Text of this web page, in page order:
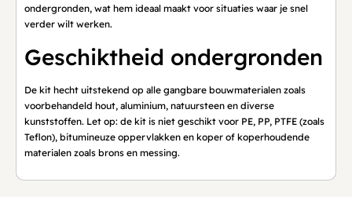
ondergronden, wat hem ideaal maakt voor situaties waar je snel
verder wilt werken.
Geschiktheid ondergronden
De kit hecht uitstekend op alle gangbare bouwmaterialen zoals
voorbehandeld hout, aluminium, natuursteen en diverse
kunststoffen. Let op: de kit is niet geschikt voor PE, PP, PTFE (zoals
Teflon), bitumineuze oppervlakken en koper of koperhoudende
materialen zoals brons en messing.